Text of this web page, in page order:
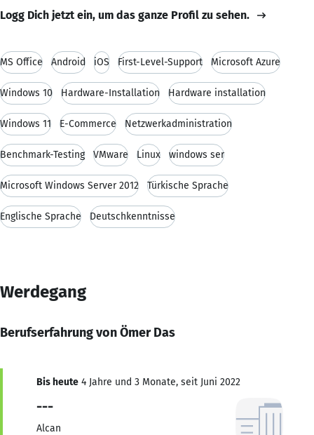
Logg Dich jetzt ein, um das ganze Profil zu sehen.
MS Office Android iOS First-Level-Support Microsoft Azure
Windows 10 Hardware-Installation Hardware installation
Windows 11 E-Commerce Netzwerkadministration
Benchmark-Testing VMware Linux windows ser
Microsoft Windows Server 2012 Türkische Sprache
Englische Sprache Deutschkenntnisse
Werdegang
Berufserfahrung von Ömer Das
Bis heute 4 Jahre und 3 Monate, seit Juni 2022
---
Alcan